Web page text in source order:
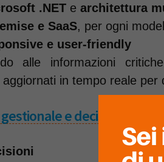
.NET e architettura
e SaaS, per ogni
e user-friendly
alle informazioni
in tempo reale per
e decisioni